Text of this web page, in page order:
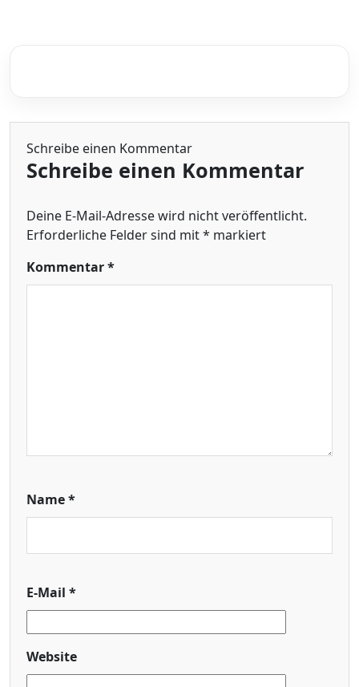
Schreibe einen Kommentar
Schreibe einen Kommentar
Deine E-Mail-Adresse wird nicht veröffentlicht.
Erforderliche Felder sind mit* markiert
Kommentar*
Name*
E-Mail *
Website